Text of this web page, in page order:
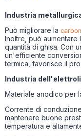
Industria
Può migliorare la
Inoltre, può aumentare
quantità di ghisa. Con
un'efficiente
termica, favorisce il
Industria
Materiale anodico per
Corrente di
mantenere buone
temperatura e